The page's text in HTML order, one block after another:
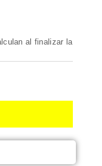
al finalizar la